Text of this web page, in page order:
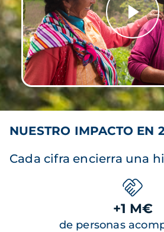
NUESTRO IMPACTO EN
Cada cifra encierra una
+1 M€
de personas